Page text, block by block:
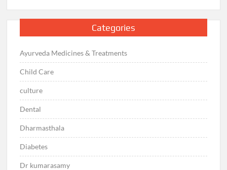
Categories
Ayurveda Medicines & Treatments
Child Care
culture
Dental
Dharmasthala
Diabetes
Dr kumarasamy